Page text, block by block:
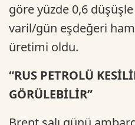
göre yüzde 0,6
varil/gün eşdeğeri
üretimi oldu.
“RUS PETROLÜ
GÖRÜLEBİLİR”